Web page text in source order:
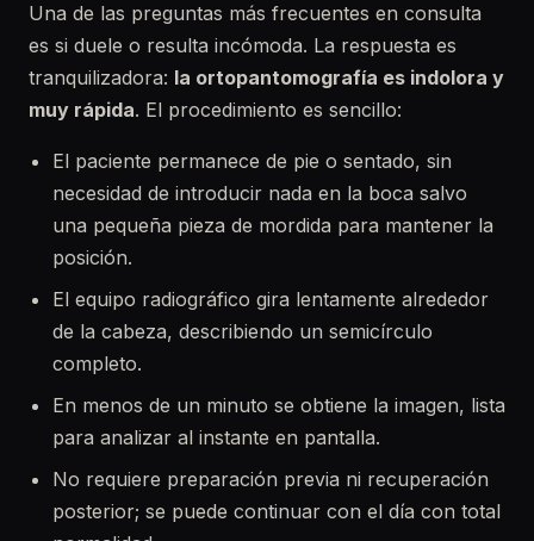
Una de las preguntas más frecuentes en consulta
es si duele o resulta incómoda. La respuesta es
tranquilizadora: la ortopantomografía es indolora y
muy rápida. El procedimiento es sencillo:
El paciente permanece de pie o sentado, sin
necesidad de introducir nada en la boca salvo
una pequeña pieza de mordida para mantener la
posición.
El equipo radiográfico gira lentamente alrededor
de la cabeza, describiendo un semicírculo
completo.
En menos de un minuto se obtiene la imagen, lista
para analizar al instante en pantalla.
No requiere preparación previa ni recuperación
posterior; se puede continuar con el día con total